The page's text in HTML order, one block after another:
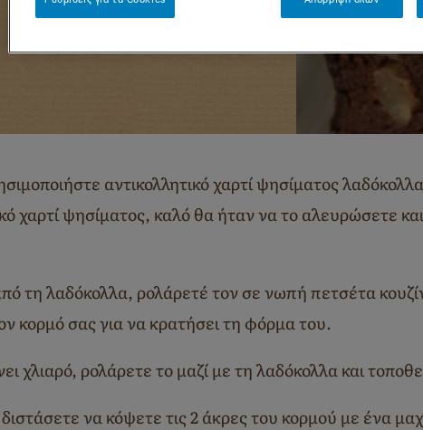
αντικολλητικό χαρτί ψησίματος
χαρτί ψησίματος, καλό θα ήταν να το αλευρώσετε
τη λαδόκολλα, ρολάρετέ τον σε νωπή πετσέτα
κορμό σας για να κρατήσει τη φόρμα του.
χλιαρό, ρολάρετε το μαζί με τη λαδόκολλα και
να κόψετε τις 2 άκρες του κορμού με ένα